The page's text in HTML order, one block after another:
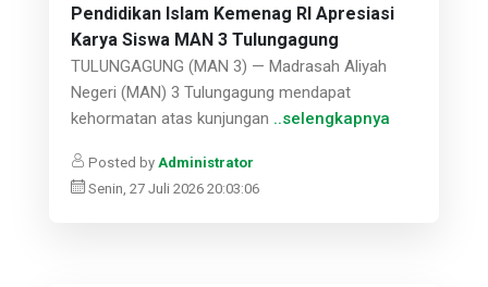
Pendidikan Islam Kemenag RI Apresiasi
Karya Siswa MAN 3 Tulungagung
TULUNGAGUNG (MAN 3) — Madrasah Aliyah
Negeri (MAN) 3 Tulungagung mendapat
kehormatan atas kunjungan ..selengkapnya
Posted by Administrator
Senin, 27 Juli 2026 20:03:06